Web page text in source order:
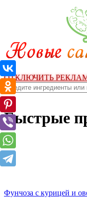
ОТКЛЮЧИТЬ
Быстрые
Фунчоза с курицей и